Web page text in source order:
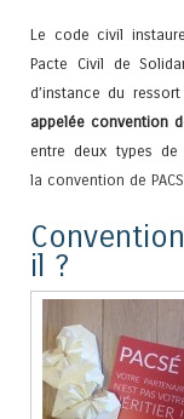
Le code civil
Pacte Civil de
d’instance du
appelée convention
entre deux types
la convention de
il ?